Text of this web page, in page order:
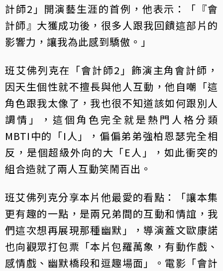
計師2」開演藝生涯的首例，他表示：「『會
計師』大獲成功後，很多人跟我回饋這部片的
影響力，讓我為此感到驕傲。」
班艾佛列克在「會計師2」飾演主角會計師，
因天生個性就不擅長與他人互動，他自嘲「這
角色跟我太像了，我也很不知道該如何跟別人
調情」，這個角色完全就是熱門人格分類
MBTI中的「I人」，偏偏弟弟強柏恩瑟完全相
反，是個超級外向的大「E人」，如此衝突的
組合造就了兩人互動笑鬧百出。
班艾佛列克分享本片他最愛的看點：「讓本集
更有趣的一點，是兩兄弟間的互動和情誼，我
們這次想再展現那種幽默」，導演蓋文歐康諾
也向觀眾打包票「本片包羅萬象，有動作戲、
感情戲、幽默橋段和逗趣場面」。電影「會計